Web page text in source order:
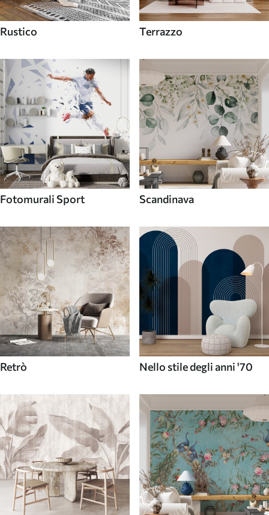
Rustico Terrazzo
Fotomurali Sport Scandinava
Retrò Nello stile degli anni '70